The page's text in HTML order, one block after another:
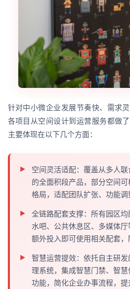
针对中小微企业发展节奏快、需求
各项目从空间设计到运营服务都做
主要体现在以下几个方面：
空间灵活适配：覆盖从多人
的全面积段产品，部分空间
格局，适配团队扩张、功能
全链路配套支撑：所有园区
水吧、公共休息区、多媒体
额外投入即可使用相关配套
智慧运营提效：依托自主研
理系统，集成智慧门禁、智
功能，简化企业办事流程，